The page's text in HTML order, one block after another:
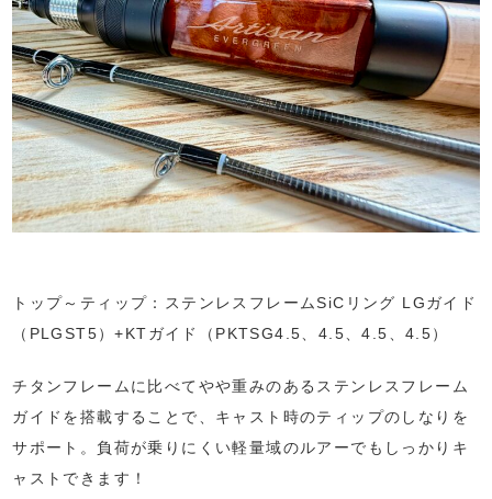
トップ～ティップ：ステンレスフレームSiCリング LGガイド
（PLGST5）+KTガイド（PKTSG4.5、4.5、4.5、4.5）
チタンフレームに比べてやや重みのあるステンレスフレーム
ガイドを搭載することで、キャスト時のティップのしなりを
サポート。負荷が乗りにくい軽量域のルアーでもしっかりキ
ャストできます！